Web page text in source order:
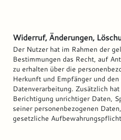
Widerruf, Änderungen,
Der Nutzer hat im Rahmen der
Bestimmungen das Recht, auf
zu erhalten über die
Herkunft und Empfänger und
Datenverarbeitung. Zusätzlich
Berichtigung unrichtiger Daten,
seiner personenbezogenen
gesetzliche